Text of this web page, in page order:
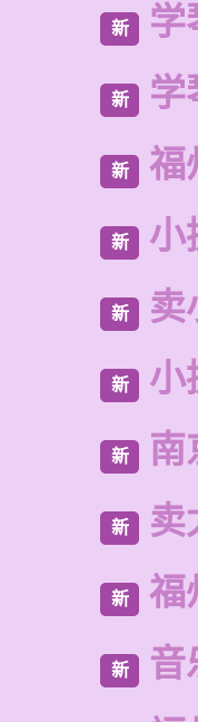
新 学
新 学
新 福
新 小
新 卖
新 小
新 南
新 卖
新 福
新 音